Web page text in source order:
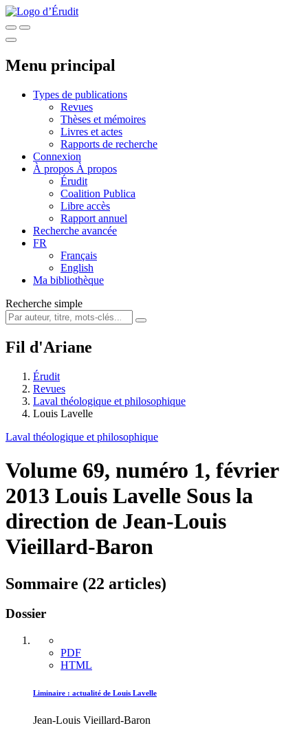
Menu principal
Types de publications
Revues
Thèses et mémoires
Livres et actes
Rapports de recherche
Connexion
À propos À propos
Érudit
Coalition Publica
Libre accès
Rapport annuel
Recherche avancée
FR
Français
English
Ma bibliothèque
Recherche simple
Fil d'Ariane
Érudit
Revues
Laval théologique et philosophique
Louis Lavelle
Laval théologique et philosophique
Volume 69, numéro 1, février
2013 Louis Lavelle Sous la
direction de Jean-Louis
Vieillard-Baron
Sommaire (22 articles)
Dossier
PDF
HTML
Liminaire : actualité de Louis Lavelle
Jean-Louis Vieillard-Baron